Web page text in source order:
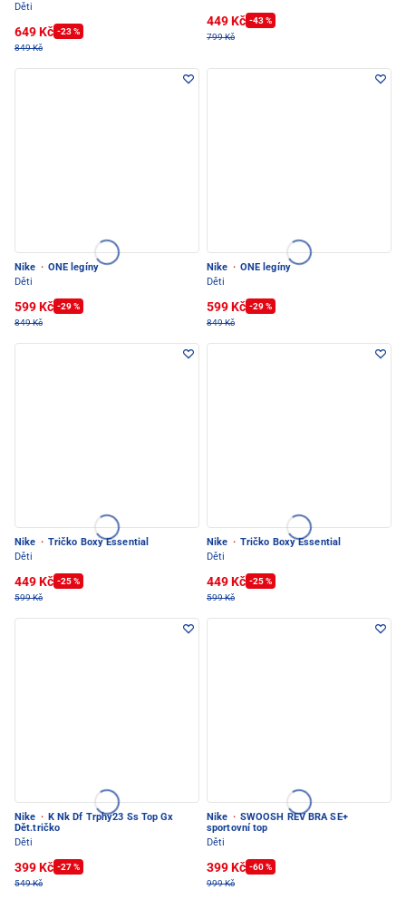
Děti
649 Kč -23 %
849 Kč
449 Kč -43 %
799 Kč
Nike · ONE legíny
Děti
599 Kč -29 %
849 Kč
Nike · ONE legíny
Děti
599 Kč -29 %
849 Kč
Nike · Tričko Boxy Essential
Děti
449 Kč -25 %
599 Kč
Nike · Tričko Boxy Essential
Děti
449 Kč -25 %
599 Kč
Nike · K Nk Df Trphy23 Ss Top Gx
Dět.tričko
Děti
399 Kč -27 %
549 Kč
Nike · SWOOSH REV BRA SE+
sportovní top
Děti
399 Kč -60 %
999 Kč